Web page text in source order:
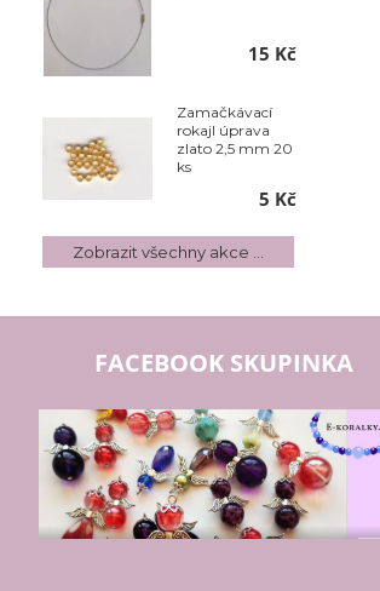
15 Kč
Zamačkávací
rokajl úprava
zlato 2,5 mm 20
ks
5 Kč
Zobrazit všechny akce ...
FACEBOOK SKUPINKA